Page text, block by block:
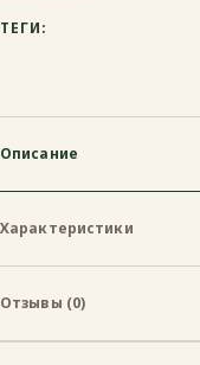
ТЕГИ:
Описание
Характеристики
Отзывы (0)